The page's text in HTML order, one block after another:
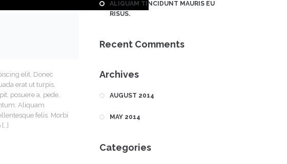
elit. Donec
erat ut turpis.
posuere a, pede.
Aliquam
felis. Morbi
ALIQUAM TINCIDUNT MAURIS EU
RISUS.
Recent Comments
Archives
AUGUST 2014
MAY 2014
Categories